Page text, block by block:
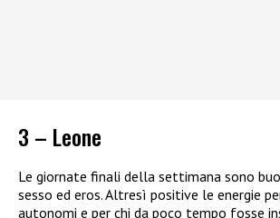
3 – Leone
Le giornate finali della settimana sono
sesso ed eros. Altresì positive le energie
autonomi e per chi da poco tempo fosse